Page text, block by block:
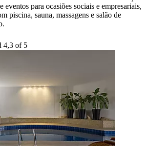
eventos para ocasiões sociais e empresariais,
piscina, sauna, massagens e salão de
4,3 of 5